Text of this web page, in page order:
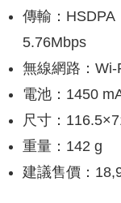
傳輸：HSDPA
5.76Mbps
無線網路：Wi-
電池：1450
尺寸：
重量：142 g
建議售價：